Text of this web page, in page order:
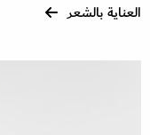
العناية بالشعر